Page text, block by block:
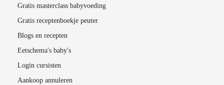
Gratis masterclass babyvoeding
Gratis receptenboekje peuter
Blogs en recepten
Eetschema's baby's
Login cursisten
Aankoop annuleren